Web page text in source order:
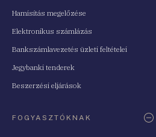
Hamisítás megelőzése
Elektronikus számlázás
Bankszámlavezetés üzleti feltételei
Jegybanki tenderek
Beszerzési eljárások
FOGYASZTÓKNAK